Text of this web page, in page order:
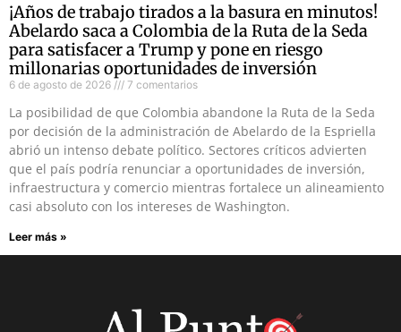
¡Años de trabajo tirados a la basura en minutos!
Abelardo saca a Colombia de la Ruta de la Seda
para satisfacer a Trump y pone en riesgo
millonarias oportunidades de inversión
6 de agosto de 2026 7 comentarios
La posibilidad de que Colombia abandone la Ruta de la Seda
por decisión de la administración de Abelardo de la Espriella
abrió un intenso debate político. Sectores críticos advierten
que el país podría renunciar a oportunidades de inversión,
infraestructura y comercio mientras fortalece un alineamiento
casi absoluto con los intereses de Washington.
Leer más »